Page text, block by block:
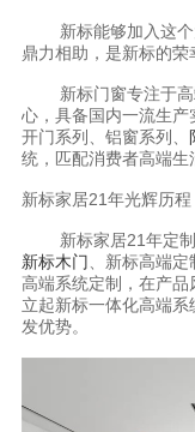
新标能够加入这个
鼎力相助，是新标的荣
新标门窗专注于高
心，具备国内一流生
开门系列、铝窗系列、
统，匹配消费者高端生
新标家居21年光辉历程
新标家居21年定制
新标木门、新标高端定
高端系统定制，在产
立起新标一体化高端
发优势。